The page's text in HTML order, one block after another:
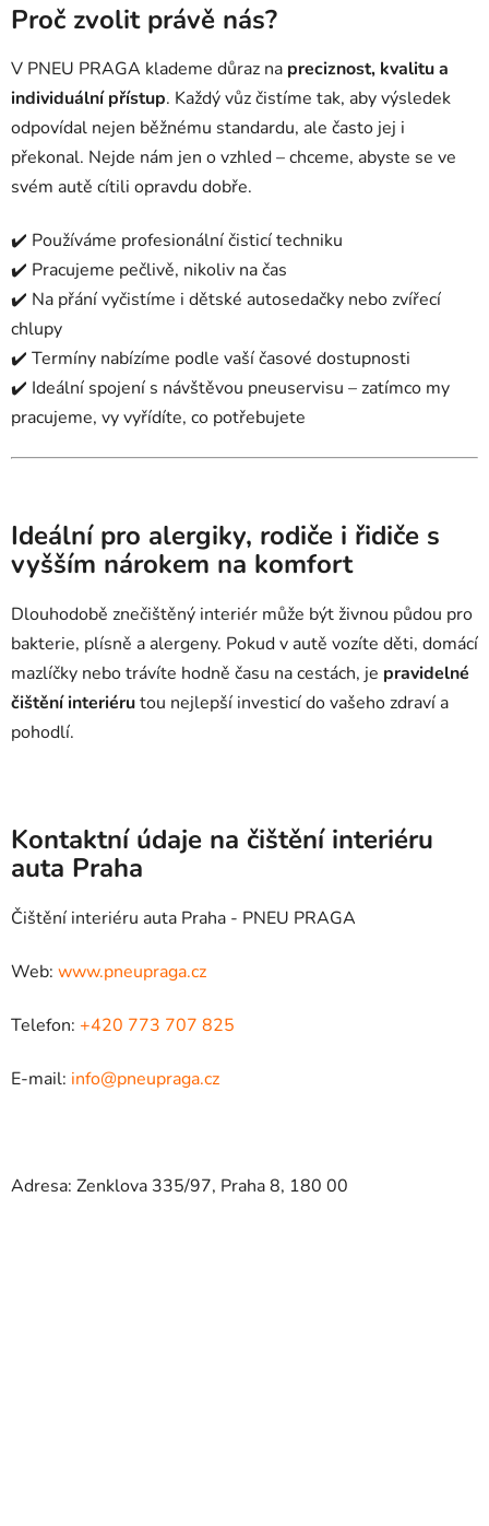
Proč zvolit právě nás?
V PNEU PRAGA klademe důraz na preciznost, kvalitu a
individuální přístup. Každý vůz čistíme tak, aby výsledek
odpovídal nejen běžnému standardu, ale často jej i
překonal. Nejde nám jen o vzhled – chceme, abyste se ve
svém autě cítili opravdu dobře.
✔️ Používáme profesionální čisticí techniku
✔️ Pracujeme pečlivě, nikoliv na čas
✔️ Na přání vyčistíme i dětské autosedačky nebo zvířecí
chlupy
✔️ Termíny nabízíme podle vaší časové dostupnosti
✔️ Ideální spojení s návštěvou pneuservisu – zatímco my
pracujeme, vy vyřídíte, co potřebujete
Ideální pro alergiky, rodiče i řidiče s
vyšším nárokem na komfort
Dlouhodobě znečištěný interiér může být živnou půdou pro
bakterie, plísně a alergeny. Pokud v autě vozíte děti, domácí
mazlíčky nebo trávíte hodně času na cestách, je pravidelné
čištění interiérutou nejlepší investicí do vašeho zdraví a
pohodlí.
Kontaktní údaje na čištění interiéru
auta Praha
Čištění interiéru auta Praha - PNEU PRAGA
Web: www.pneupraga.cz
Telefon: +420 773 707 825
E-mail: info@pneupraga.cz
Adresa: Zenklova 335/97, Praha 8, 180 00